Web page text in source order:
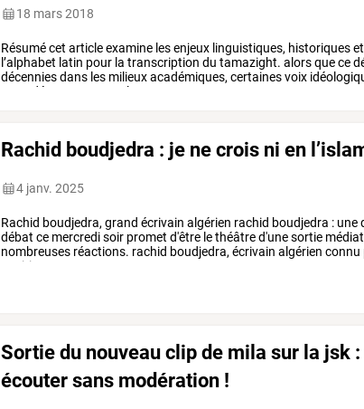
18 mars 2018
Résumécet articleexamine lesenjeux linguistiques, historiqueset
l’alphabet latin pour la transcription du tamazight. alorsquece
décenniesdans les milieuxacadémiques,certainesvoix
démontrons le
Rachid boudjedra : je ne crois ni en
4 janv. 2025
Rachid boudjedra, grand écrivain algérien rachid boudjedra : une
débat ce mercredisoir promet d'être lethéâtred'unesortie
nombreuses réactions. rachid boudjedra, écrivain algérien connu
positions
Sortie du nouveau clip de mila sur la jsk
écouter sans modération !